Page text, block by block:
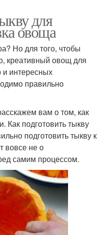
для
овоща
Но для того, чтобы
креативный овощ для
и интересных
правильно
вам о том, как
Как подготовить тыкву
подготовить тыкву к
вовсе не о
самим процессом.